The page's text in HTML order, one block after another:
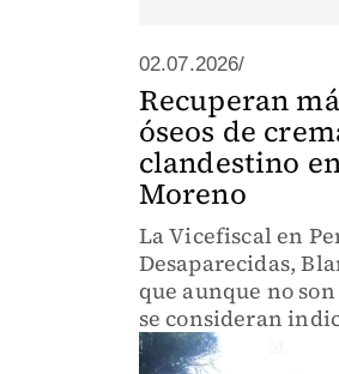
02.07.2026/
Recuperan
óseos de
clandestino
Moreno
La Vicefiscal en
Desaparecidas,
que aunque no
se consideran
investigativo.